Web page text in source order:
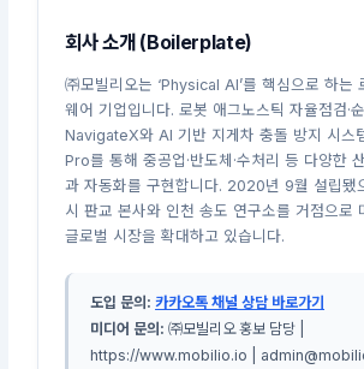
회사 소개 (Boilerplate)
㈜모빌리오는 ‘Physical AI’를 핵심으로 하는
웨어 기업입니다. 로봇 애그노스틱 자율점검·
NavigateX와 AI 기반 지게차 충돌 방지 시스
Pro를 통해 중공업·반도체·수처리 등 다양한
과 자동화를 구현합니다. 2020년 9월 설립됐
시 판교 본사와 인천 송도 연구소를 거점으로
글로벌 시장을 확대하고 있습니다.
도입 문의: 카카오톡 채널 상담 바로가기
미디어 문의: ㈜모빌리오 홍보 담당 |
https://www.mobilio.io |